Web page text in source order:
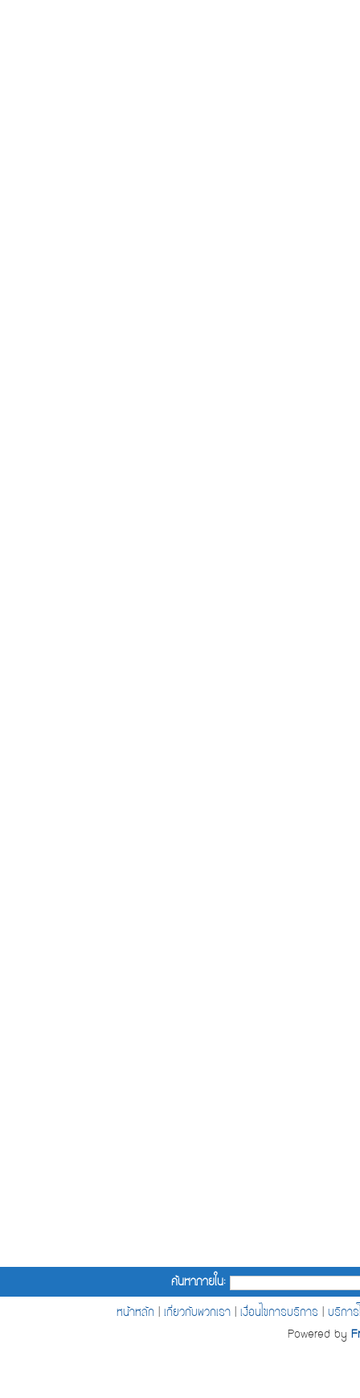
ค้นหาภายใน:
หน้าหลัก เกี่ยวกับพวกเรา เงื่อนไขการบริการ บริกา
Powered by